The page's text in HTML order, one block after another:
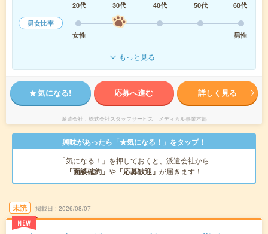
20代
30代 40代 50代
60代
男女比率
女性
男性
もっと見る
気になる! 応募へ進む 詳しく見る
派遣会社 株式会社スタッフサービス メディカル事業本部
興味があったら「★気になる！」をタップ！
「気になる！」を押しておくと、派遣会社から
「面談確約」 や 「応募歓迎」 が届きます！
未読
NEW
掲載日 2026/08/07